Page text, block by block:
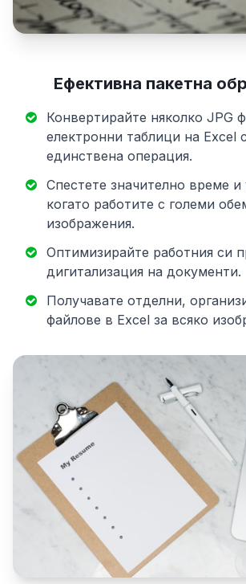
Ефективна пакетна
Конвертирайте няколко JPG
електронни таблици на Excel
единствена операция.
Спестете значително време и
когато работите с големи
изображения.
Оптимизирайте работния си
дигитализация на документи.
Получавате отделни,
файлове в Excel за всяко